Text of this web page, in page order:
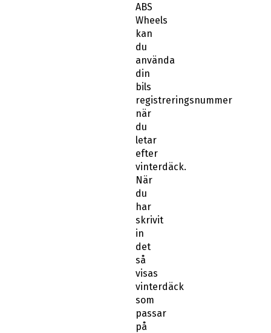
ABS
Wheels
kan
du
använda
din
bils
registreringsnummer
när
du
letar
efter
vinterdäck.
När
du
har
skrivit
in
det
så
visas
vinterdäck
som
passar
på